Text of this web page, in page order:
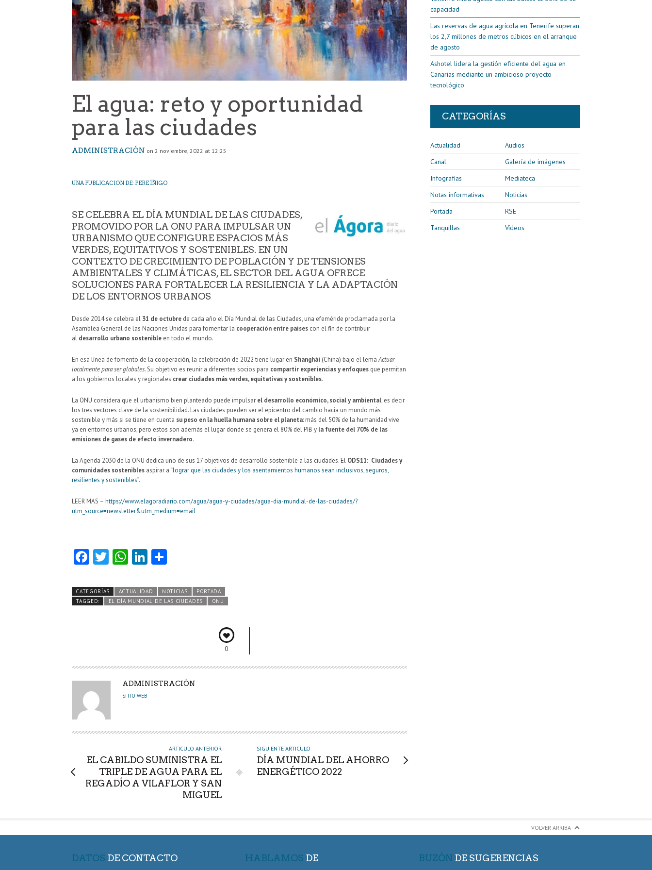
El agua: reto y oportunidad
para las ciudades
ADMINISTRACIÓN on 2 noviembre, 2022 at 12:25
UNA PUBLICACION DE: PERE ÍÑIGO
SE CELEBRA EL DÍA MUNDIAL DE LAS CIUDADES,
PROMOVIDO POR LA ONU PARA IMPULSAR UN
URBANISMO QUE CONFIGURE ESPACIOS MÁS
VERDES, EQUITATIVOS Y SOSTENIBLES. EN UN
CONTEXTO DE CRECIMIENTO DE POBLACIÓN Y DE TENSIONES
AMBIENTALES Y CLIMÁTICAS, EL SECTOR DEL AGUA OFRECE
SOLUCIONES PARA FORTALECER LA RESILIENCIA Y LA ADAPTACIÓN
DE LOS ENTORNOS URBANOS
Desde 2014 se celebra el 31 de octubre de cada año el Día Mundial de las Ciudades, una efeméride proclamada por la
Asamblea General de las Naciones Unidas para fomentar la cooperación entre países con el fin de contribuir
al desarrollo urbano sostenible en todo el mundo.
En esa línea de fomento de la cooperación, la celebración de 2022 tiene lugar en Shanghái (China) bajo el lemaActuar
localmente para ser globales.Su objetivo es reunir a diferentes socios para compartir experiencias y enfoques que permitan
a los gobiernos locales y regionales crear ciudades más verdes, equitativas y sostenibles.
La ONU considera que el urbanismo bien planteado puede impulsar el desarrollo económico, social y ambiental; es decir
los tres vectores clave de la sostenibilidad. Las ciudades pueden ser el epicentro del cambio hacia un mundo más
sostenible y más si se tiene en cuenta su peso en la huella humana sobre el planeta: más del 50% de la humanidad vive
ya en entornos urbanos; pero estos son además el lugar donde se genera el 80% del PIB y la fuente del 70% de las
emisiones de gases de efecto invernadero.
La Agenda 2030 de la ONU dedica uno de sus 17 objetivos de desarrollo sostenible a las ciudades. El ODS11: Ciudades y
comunidades sostenibles aspirar a “lograr que las ciudades y los asentamientos humanos sean inclusivos, seguros,
resilientes y sostenibles”.
LEER MAS – https://www.elagoradiario.com/agua/agua-y-ciudades/agua-dia-mundial-de-las-ciudades/?
utm_source=newsletter&utm_medium=email
Fa
b
o
T
itt
er
W
ts
A
Li
e
dI
m
pa
CATEGORÍAS ACTUALIDAD NOTICIAS
PORTADA
TAGGED:
EL DÍA MUNDIAL DE LAS CIUDADES ONU
0
A
U
R
ADMINISTRACIÓN
SITIO WEB
ARTÍCULO ANTERIOR
EL CABILDO SUMINISTRA EL
TRIPLE DE AGUA PARA EL
REGADÍO A VILAFLOR Y SAN
MIGUEL
SIGUIENTE ARTÍCULO
DÍA MUNDIAL DEL AHORRO
ENERGÉTICO 2022
capacidad
Las reservas de agua agrícola en Tenerife superan
los 2,7 millones de metros cúbicos en el arranque
de agosto
Ashotel lidera la gestión eficiente del agua en
Canarias mediante un ambicioso proyecto
tecnológico
CATEGORÍAS
Actualidad
Audios
Canal
Galería de imágenes
Infografías
Mediateca
Notas informativas
Noticias
Portada
RSE
Tanquillas
Vídeos
VOLVER ARRIBA
DATOS DE CONTACTO HABLAMOS DE BUZÓN DE SUGERENCIAS